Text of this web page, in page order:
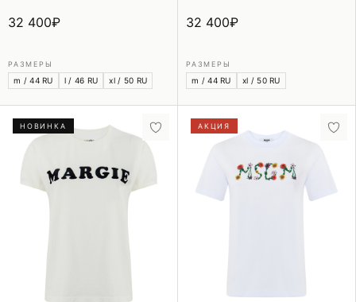
32 400₽
РАЗМЕРЫ
m / 44 RU l / 46 RU xl / 50 RU
32 400₽
РАЗМЕРЫ
m / 44 RU xl / 50 RU
НОВИНКА АКЦИЯ